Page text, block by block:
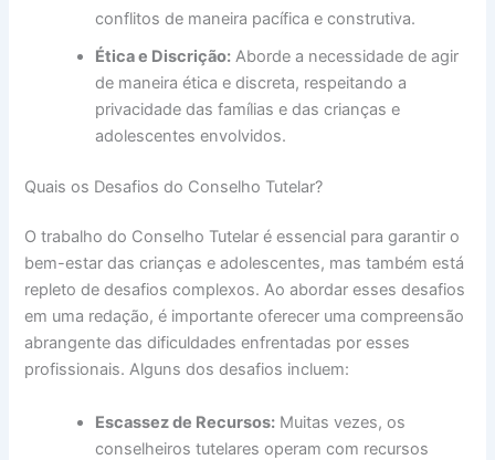
conflitos de maneira pacífica e construtiva.
Ética e Discrição: Aborde a necessidade de agir
de maneira ética e discreta, respeitando a
privacidade das famílias e das crianças e
adolescentes envolvidos.
Quais os Desafios do Conselho Tutelar?
O trabalho do Conselho Tutelar é essencial para garantir o
bem-estar das crianças e adolescentes, mas também está
repleto de desafios complexos. Ao abordar esses desafios
em uma redação, é importante oferecer uma compreensão
abrangente das dificuldades enfrentadas por esses
profissionais. Alguns dos desafios incluem:
Escassez de Recursos: Muitas vezes, os
conselheiros tutelares operam com recursos